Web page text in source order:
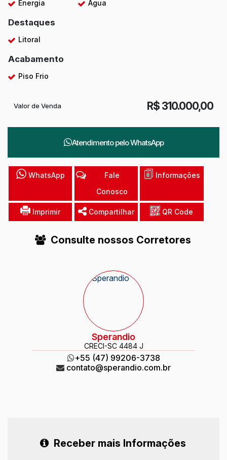
Energia Água
Destaques
Litoral
Acabamento
Piso Frio
R$ 310.000,00
Valor de Venda
Atendimento peloWhatsApp
WhatsApp
Fale
Conosco
Informações
Imprimir Compartilhar QR Code
Consulte nossos Corretores
Sperandio
CRECI-SC 4484 J
+55 (47) 99206-3738
contato@sperandio.com.br
Receber mais Informações